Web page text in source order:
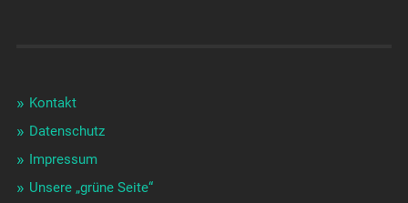
Kontakt
Datenschutz
Impressum
Unsere „grüne Seite“